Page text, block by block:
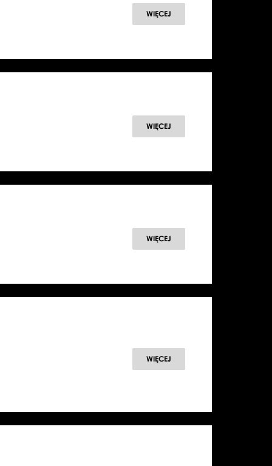
WIĘCEJ
WIĘCEJ
WIĘCEJ
WIĘCEJ